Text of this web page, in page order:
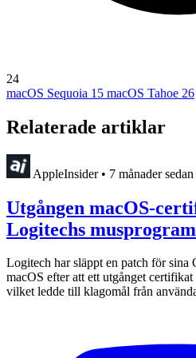
24
macOS Sequoia 15 macOS Tahoe 26
Relaterade artiklar
AppleInsider • 7 månader sedan
Utgången macOS-
Logitechs
Logitech har släppt en patch för sina
macOS efter att ett utgånget
vilket ledde till klagomål från